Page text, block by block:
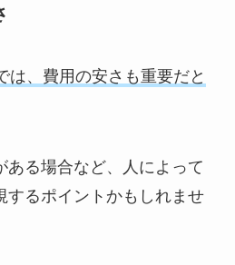
は、費用の安さも重要だと
ある場合など、人によって
するポイントかもしれませ